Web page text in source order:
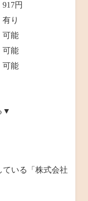
917円
有り
可能
可能
可能
▼
いる「 株式会社